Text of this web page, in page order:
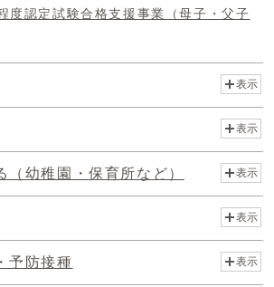
度認定試験合格支援事業（母子・父子
表示
表示
（幼稚園・保育所など） 表示
表示
予防接種 表示